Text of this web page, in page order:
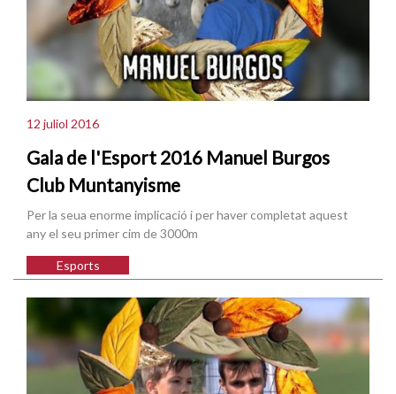
12 juliol 2016
Gala de l'Esport 2016 Manuel Burgos
Club Muntanyisme
Per la seua enorme implicació i per haver completat aquest
any el seu primer cim de 3000m
Esports